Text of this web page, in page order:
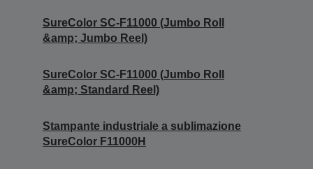
SureColor SC-F11000 (Jumbo Roll
&amp; Jumbo Reel)
SureColor SC-F11000 (Jumbo Roll
&amp; Standard Reel)
Stampante industriale a sublimazione
SureColor F11000H